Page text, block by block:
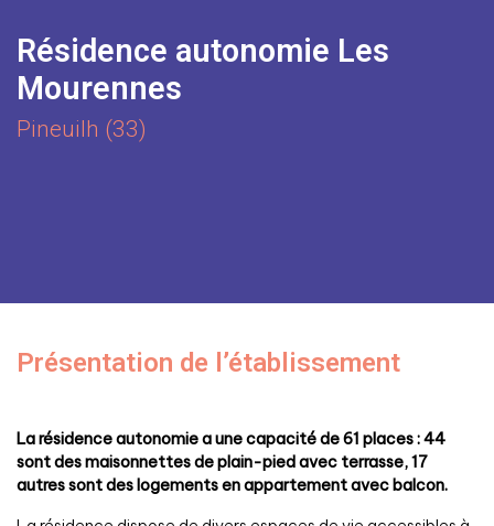
Résidence autonomie Les
Mourennes
Pineuilh (33)
Présentation de l’établissement
La résidence autonomie a une capacité de 61 places : 44
sont des maisonnettes de plain-pied avec terrasse, 17
autres sont des logements en appartement avec balcon.